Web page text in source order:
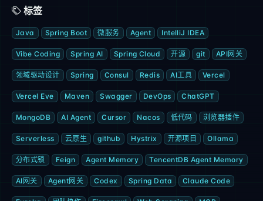
标签
Java Spring Boot 微服务 Agent IntelliJ IDEA
Vibe Coding Spring AI Spring Cloud 开源 git API网关
领域驱动设计 Spring Consul Redis AI工具 Vercel
Vercel Eve Maven Swagger DevOps ChatGPT
MongoDB AI Agent Cursor Nacos 低代码 浏览器插件
Serverless 云原生 github Hystrix 开源项目 Ollama
分布式锁 Feign Agent Memory TencentDB Agent Memory
AI网关 Agent网关 Codex Spring Data Claude Code